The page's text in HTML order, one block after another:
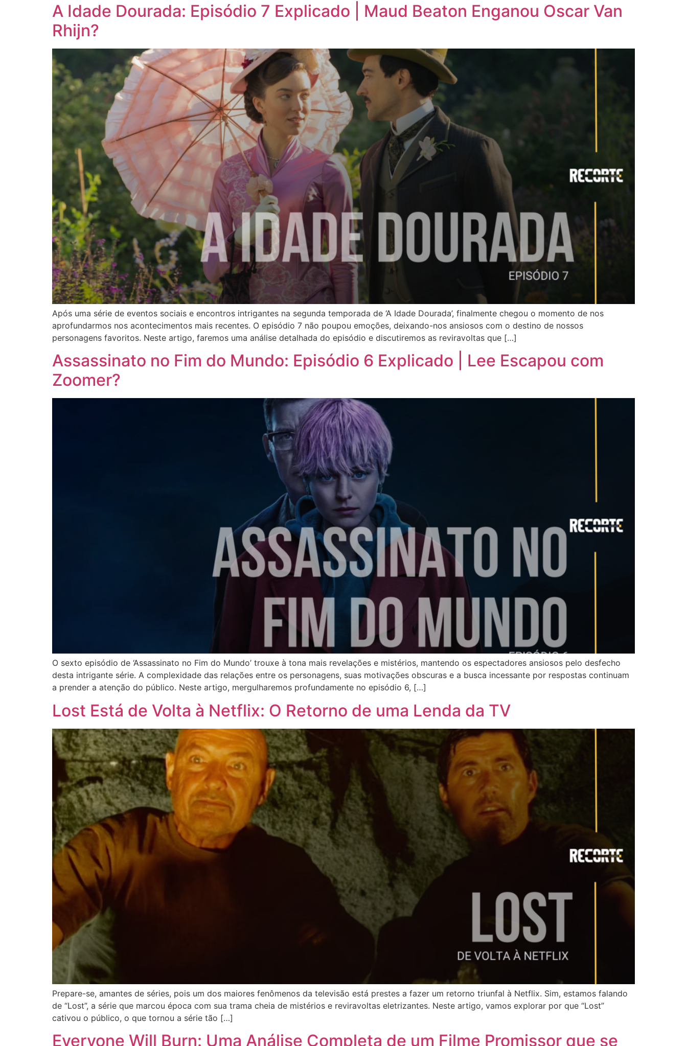
A Idade Dourada: Episódio 7 Explicado | Maud Beaton Enganou Oscar Van
Rhijn?
Após uma série de eventos sociais e encontros intrigantes na segunda temporada de ‘A Idade Dourada’, finalmente chegou o momento de nos
aprofundarmos nos acontecimentos mais recentes. O episódio 7 não poupou emoções, deixando-nos ansiosos com o destino de nossos
personagens favoritos. Neste artigo, faremos uma análise detalhada do episódio e discutiremos as reviravoltas que […]
Assassinato no Fim do Mundo: Episódio 6 Explicado | Lee Escapou com
Zoomer?
O sexto episódio de ‘Assassinato no Fim do Mundo’ trouxe à tona mais revelações e mistérios, mantendo os espectadores ansiosos pelo desfecho
desta intrigante série. A complexidade das relações entre os personagens, suas motivações obscuras e a busca incessante por respostas continuam
a prender a atenção do público. Neste artigo, mergulharemos profundamente no episódio 6, […]
Lost Está de Volta à Netflix: O Retorno de uma Lenda da TV
Prepare-se, amantes de séries, pois um dos maiores fenômenos da televisão está prestes a fazer um retorno triunfal à Netflix. Sim, estamos falando
de “Lost”, a série que marcou época com sua trama cheia de mistérios e reviravoltas eletrizantes. Neste artigo, vamos explorar por que “Lost”
cativou o público, o que tornou a série tão […]
Everyone Will Burn: Uma Análise Completa de um Filme Promissor que se